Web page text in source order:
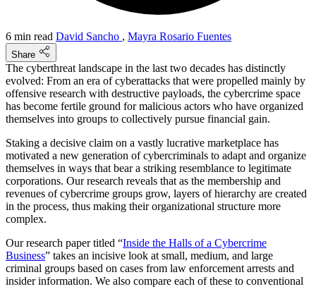
6 min read David Sancho , Mayra Rosario Fuentes
Share
The cyberthreat landscape in the last two decades has distinctly
evolved: From an era of cyberattacks that were propelled mainly by
offensive research with destructive payloads, the cybercrime space
has become fertile ground for malicious actors who have organized
themselves into groups to collectively pursue financial gain.
Staking a decisive claim on a vastly lucrative marketplace has
motivated a new generation of cybercriminals to adapt and organize
themselves in ways that bear a striking resemblance to legitimate
corporations. Our research reveals that as the membership and
revenues of cybercrime groups grow, layers of hierarchy are created
in the process, thus making their organizational structure more
complex.
Our research paper titled “Inside the Halls of a Cybercrime
Business” takes an incisive look at small, medium, and large
criminal groups based on cases from law enforcement arrests and
insider information. We also compare each of these to conventional